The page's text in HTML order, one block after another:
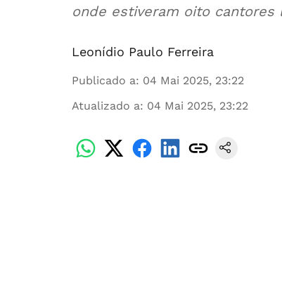
onde estiveram oito
Leonídio Paulo Ferreira
Publicado a: 04 Mai 2025, 23:22
Atualizado a: 04 Mai 2025, 23:22